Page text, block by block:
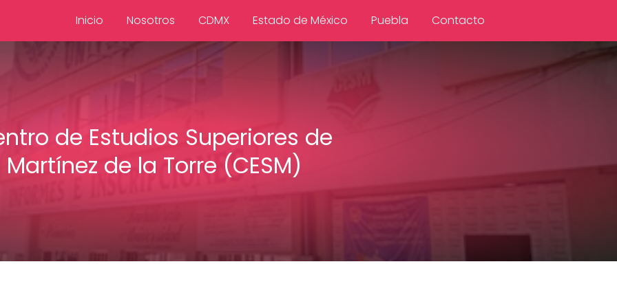
Inicio Nosotros CDMX Estado de México Puebla Contacto
de Estudios Superiores de
Martínez de la Torre (CESM)